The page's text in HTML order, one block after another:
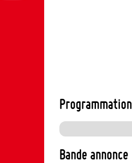
Programmation
Bande annonce